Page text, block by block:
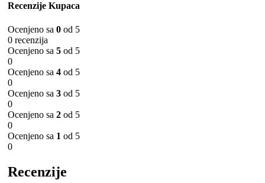
Recenzije Kupaca
Ocenjeno sa 0 od 5
0 recenzija
Ocenjeno sa 5 od 5
0
Ocenjeno sa 4 od 5
0
Ocenjeno sa 3 od 5
0
Ocenjeno sa 2 od 5
0
Ocenjeno sa 1 od 5
0
Recenzije